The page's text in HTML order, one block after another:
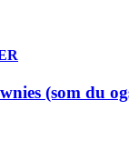
(som du